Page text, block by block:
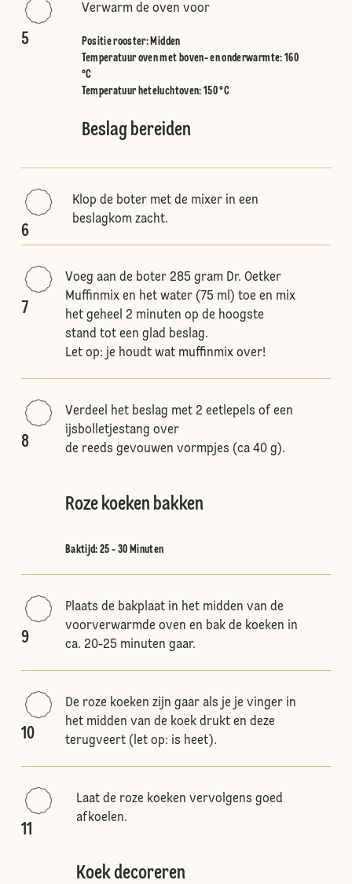
5
Verwarm de oven voor
Positie rooster: Midden
Temperatuur oven met boven- en onderwarmte: 160
°C
Temperatuur heteluchtoven: 150 °C
Beslag bereiden
6
Klop de boter met de mixer in een
beslagkom zacht.
7
Voeg aan de boter 285 gram Dr. Oetker
Muffinmix en het water (75 ml) toe en mix
het geheel 2 minuten op de hoogste
stand tot een glad beslag.
Let op: je houdt wat muffinmix over!
8
Verdeel het beslag met 2 eetlepels of een
ijsbolletjestang over
de reeds gevouwen vormpjes (ca 40 g).
Roze koeken bakken
Baktijd: 25 - 30 Minuten
9
Plaats de bakplaat in het midden van de
voorverwarmde oven en bak de koeken in
ca. 20-25 minuten gaar.
10
De roze koeken zijn gaar als je je vinger in
het midden van de koek drukt en deze
terugveert (let op: is heet).
11
Laat de roze koeken vervolgens goed
afkoelen.
Koek decoreren